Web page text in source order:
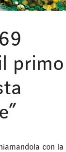
primo
con la